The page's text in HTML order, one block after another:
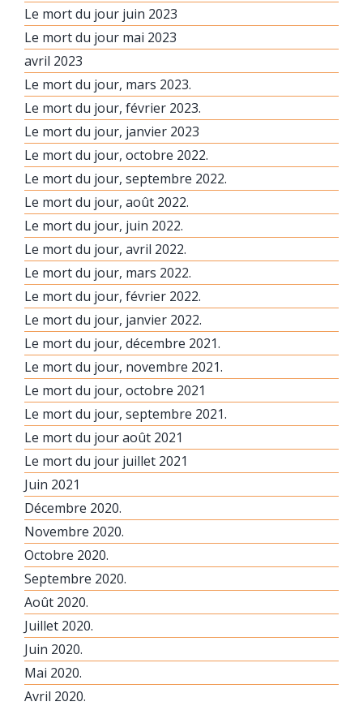
Le mort du jour juin 2023
Le mort du jour mai 2023
avril 2023
Le mort du jour, mars 2023.
Le mort du jour, février 2023.
Le mort du jour, janvier 2023
Le mort du jour, octobre 2022.
Le mort du jour, septembre 2022.
Le mort du jour, août 2022.
Le mort du jour, juin 2022.
Le mort du jour, avril 2022.
Le mort du jour, mars 2022.
Le mort du jour, février 2022.
Le mort du jour, janvier 2022.
Le mort du jour, décembre 2021.
Le mort du jour, novembre 2021.
Le mort du jour, octobre 2021
Le mort du jour, septembre 2021.
Le mort du jour août 2021
Le mort du jour juillet 2021
Juin 2021
Décembre 2020.
Novembre 2020.
Octobre 2020.
Septembre 2020.
Août 2020.
Juillet 2020.
Juin 2020.
Mai 2020.
Avril 2020.